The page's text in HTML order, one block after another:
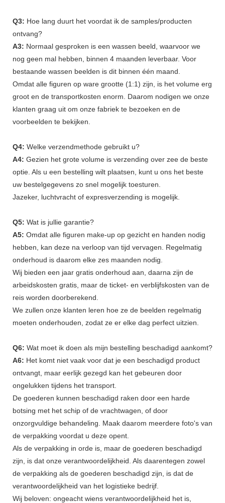
Q3: Hoe lang duurt het voordat ik de samples/producten
ontvang?
A3: Normaal gesproken is een wassen beeld, waarvoor we
nog geen mal hebben, binnen 4 maanden leverbaar. Voor
bestaande wassen beelden is dit binnen één maand.
Omdat alle figuren op ware grootte (1:1) zijn, is het volume erg
groot en de transportkosten enorm. Daarom nodigen we onze
klanten graag uit om onze fabriek te bezoeken en de
voorbeelden te bekijken.
Q4: Welke verzendmethode gebruikt u?
A4: Gezien het grote volume is verzending over zee de beste
optie. Als u een bestelling wilt plaatsen, kunt u ons het beste
uw bestelgegevens zo snel mogelijk toesturen.
Jazeker, luchtvracht of expresverzending is mogelijk.
Q5: Wat is jullie garantie?
A5: Omdat alle figuren make-up op gezicht en handen nodig
hebben, kan deze na verloop van tijd vervagen. Regelmatig
onderhoud is daarom elke zes maanden nodig.
Wij bieden een jaar gratis onderhoud aan, daarna zijn de
arbeidskosten gratis, maar de ticket- en verblijfskosten van de
reis worden doorberekend.
We zullen onze klanten leren hoe ze de beelden regelmatig
moeten onderhouden, zodat ze er elke dag perfect uitzien.
Q6: Wat moet ik doen als mijn bestelling beschadigd aankomt?
A6: Het komt niet vaak voor dat je een beschadigd product
ontvangt, maar eerlijk gezegd kan het gebeuren door
ongelukken tijdens het transport.
De goederen kunnen beschadigd raken door een harde
botsing met het schip of de vrachtwagen, of door
onzorgvuldige behandeling. Maak daarom meerdere foto's van
de verpakking voordat u deze opent.
Als de verpakking in orde is, maar de goederen beschadigd
zijn, is dat onze verantwoordelijkheid. Als daarentegen zowel
de verpakking als de goederen beschadigd zijn, is dat de
verantwoordelijkheid van het logistieke bedrijf.
Wij beloven: ongeacht wiens verantwoordelijkheid het is,